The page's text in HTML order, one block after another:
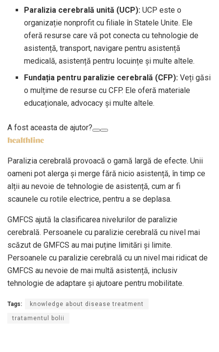
Paralizia cerebrală unită (UCP): UCP este o
organizație nonprofit cu filiale în Statele Unite. Ele
oferă resurse care vă pot conecta cu tehnologie de
asistență, transport, navigare pentru asistență
medicală, asistență pentru locuințe și multe altele.
Fundația pentru paralizie cerebrală (CFP): Veți găsi
o mulțime de resurse cu CFP. Ele oferă materiale
educaționale, advocacy și multe altele.
A fost aceasta de ajutor?
Paralizia cerebrală provoacă o gamă largă de efecte. Unii
oameni pot alerga și merge fără nicio asistență, în timp ce
alții au nevoie de tehnologie de asistență, cum ar fi
scaunele cu rotile electrice, pentru a se deplasa.
GMFCS ajută la clasificarea nivelurilor de paralizie
cerebrală. Persoanele cu paralizie cerebrală cu nivel mai
scăzut de GMFCS au mai puține limitări și limite.
Persoanele cu paralizie cerebrală cu un nivel mai ridicat de
GMFCS au nevoie de mai multă asistență, inclusiv
tehnologie de adaptare și ajutoare pentru mobilitate.
Tags: knowledge about disease treatment
tratamentul bolii